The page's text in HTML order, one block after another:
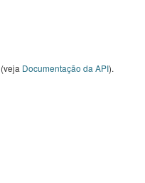
(veja Documentação da API).